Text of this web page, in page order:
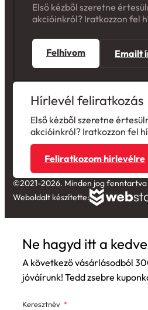
Első kézből szeretne
akcióinkról? Iratkozzon fel
Felhívom Emailt
Hírlevél feliratkozás
Első kézből szeretne
akcióinkról? Iratkozzon fel
Feliratkozom hírlevélre
©2021-2026. Minden jog fenntartva
Weboldalt készítette:
Ne hagyd itt a
A következő vásárlásodból
jóváírunk! Tedd zsebre
Keresztnév